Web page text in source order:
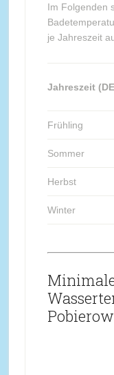
Im Folgenden
je Jahreszeit
Jahreszeit
Frühling
Sommer
Herbst
Winter